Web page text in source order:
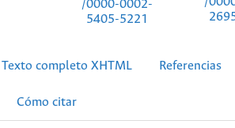
/0000-0002-
5405-5221
Texto completo XHTML Referencias
Cómo citar